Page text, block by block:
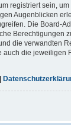
registriert sein,
Augenblicken
Die Board-
Berechtigungen
die verwandten
auch die jeweiligen
|